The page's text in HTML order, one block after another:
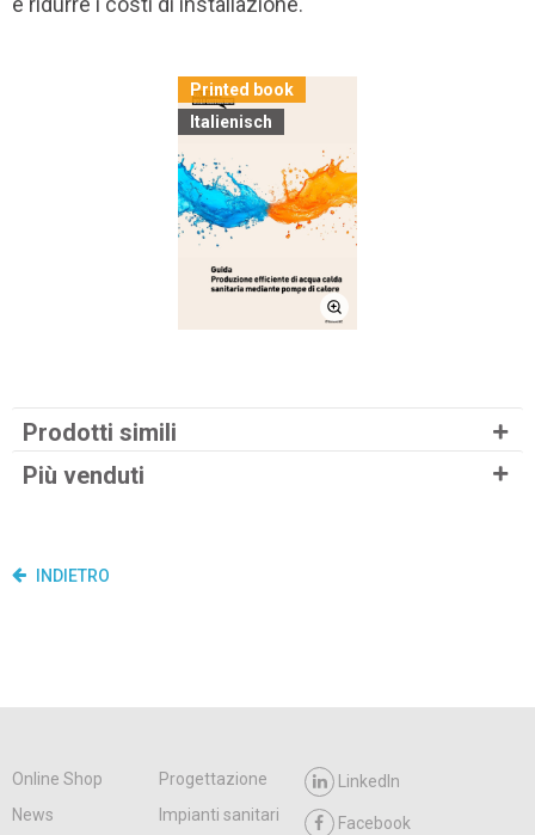
Printed book
Italienisch
Prodotti simili
Più venduti
INDIETRO
Online Shop
Progettazione
News
Impianti sanitari
LinkedIn
Facebook